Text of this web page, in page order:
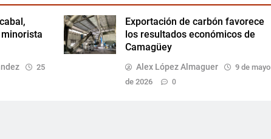
25
Exportación de carbón favorece
los resultados económicos de
Camagüey
Alex López Almaguer
9 de mayo
de 2026
0